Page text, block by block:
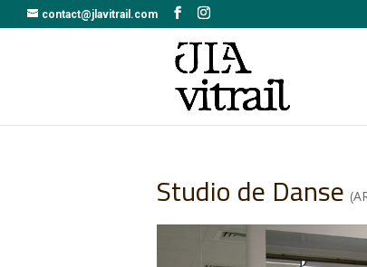
contact@jlavitrail.com
Studio de Danse